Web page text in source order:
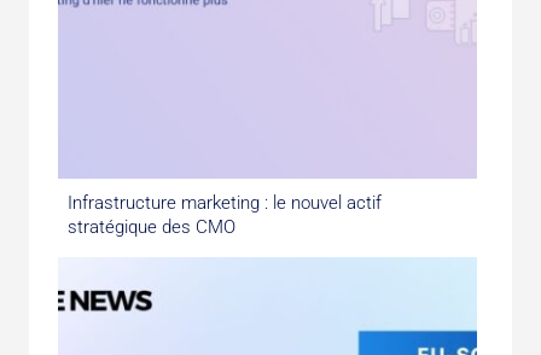
Infrastructure marketing : le nouvel actif
stratégique des CMO